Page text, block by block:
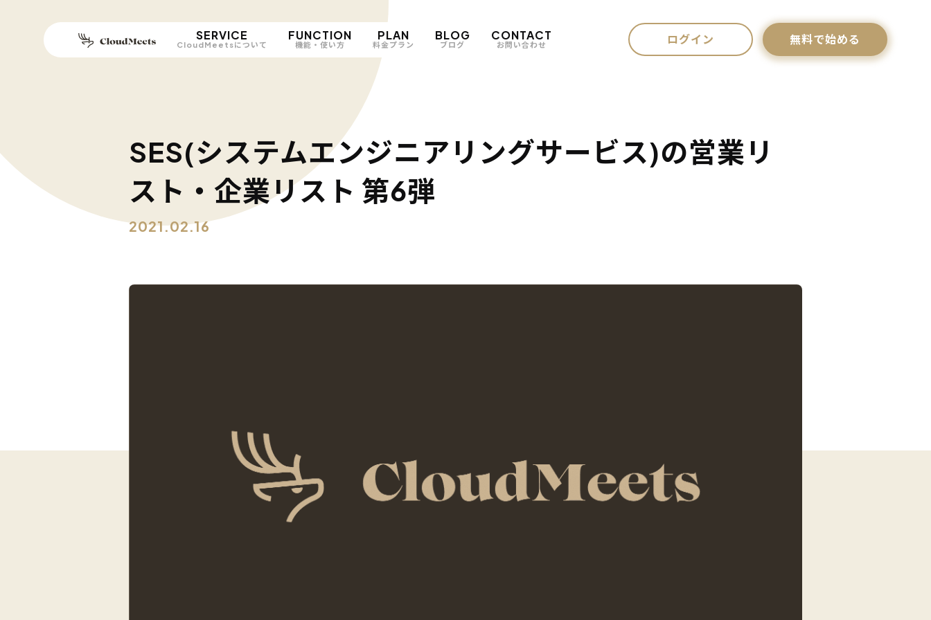
SERVICE
CloudMeetsについて
FUNCTION
機能・使い方
PLAN
料金プラン
BLOG
ブログ
CONTACT
お問い合わせ ログイン 無料で始める
SES(システムエンジニアリングサービス)の営業リ
スト・企業リスト 第6弾
2021.02.16